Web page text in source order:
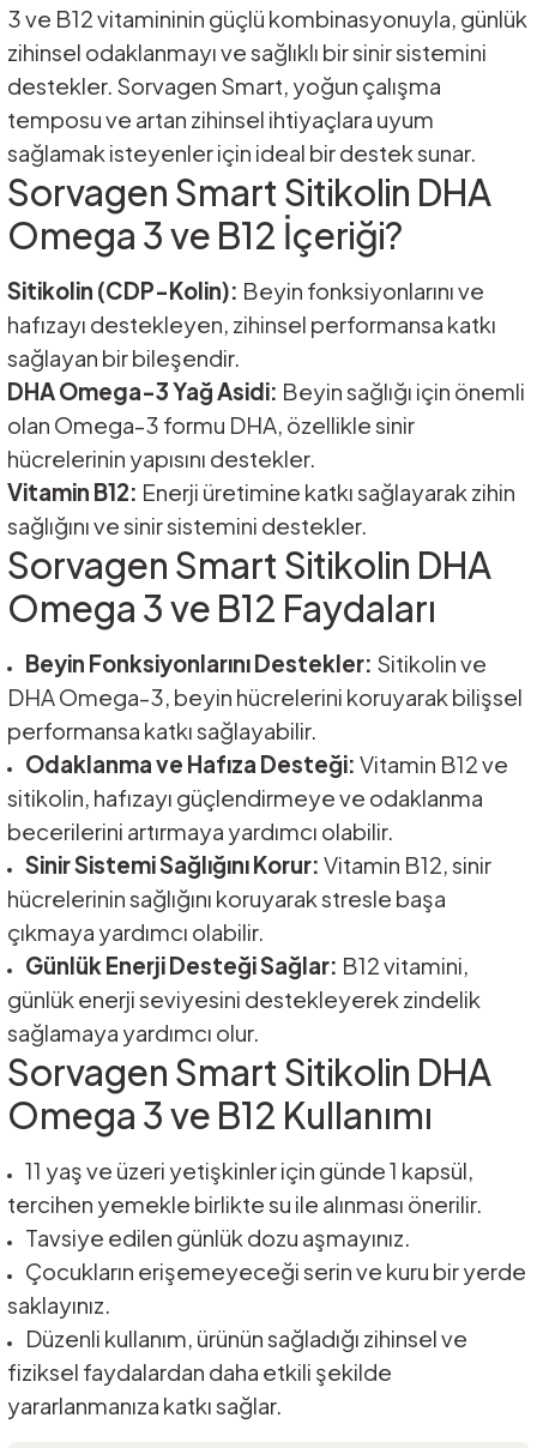
3 ve B12 vitamininin güçlü kombinasyonuyla, günlük
zihinsel odaklanmayı ve sağlıklı bir sinir sistemini
destekler. Sorvagen Smart, yoğun çalışma
temposu ve artan zihinsel ihtiyaçlara uyum
sağlamak isteyenler için ideal bir destek sunar.
Sorvagen Smart Sitikolin DHA
Omega 3 ve B12 İçeriği?
Sitikolin (CDP-Kolin): Beyin fonksiyonlarını ve
hafızayı destekleyen, zihinsel performansa katkı
sağlayan bir bileşendir.
DHA Omega-3 Yağ Asidi: Beyin sağlığı için önemli
olan Omega-3 formu DHA, özellikle sinir
hücrelerinin yapısını destekler.
Vitamin B12: Enerji üretimine katkı sağlayarak zihin
sağlığını ve sinir sistemini destekler.
Sorvagen Smart Sitikolin DHA
Omega 3 ve B12 Faydaları
Beyin Fonksiyonlarını Destekler: Sitikolin ve
DHA Omega-3, beyin hücrelerini koruyarak bilişsel
performansa katkı sağlayabilir.
Odaklanma ve Hafıza Desteği: Vitamin B12 ve
sitikolin, hafızayı güçlendirmeye ve odaklanma
becerilerini artırmaya yardımcı olabilir.
Sinir Sistemi Sağlığını Korur: Vitamin B12, sinir
hücrelerinin sağlığını koruyarak stresle başa
çıkmaya yardımcı olabilir.
Günlük Enerji Desteği Sağlar: B12 vitamini,
günlük enerji seviyesini destekleyerek zindelik
sağlamaya yardımcı olur.
Sorvagen Smart Sitikolin DHA
Omega 3 ve B12 Kullanımı
11 yaş ve üzeri yetişkinler için günde 1 kapsül,
tercihen yemekle birlikte su ile alınması önerilir.
Tavsiye edilen günlük dozu aşmayınız.
Çocukların erişemeyeceği serin ve kuru bir yerde
saklayınız.
Düzenli kullanım, ürünün sağladığı zihinsel ve
fiziksel faydalardan daha etkili şekilde
yararlanmanıza katkı sağlar.